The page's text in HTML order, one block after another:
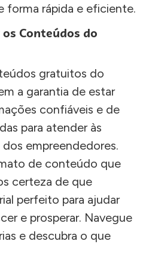
forma rápida e eficiente.
Conteúdos do
gratuitos do
a garantia de estar
confiáveis e de
para atender às
empreendedores.
de conteúdo que
certeza de que
perfeito para ajudar
e prosperar. Navegue
e descubra o que